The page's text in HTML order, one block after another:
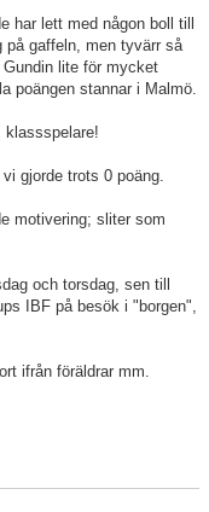
har lett med någon boll till
på gaffeln, men tyvärr så
lite för mycket
poängen stannar i Malmö.
klassspelare!
gjorde trots 0 poäng.
motivering; sliter som
och torsdag, sen till
IBF på besök i "borgen",
ifrån föräldrar mm.